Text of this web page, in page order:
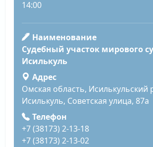
14:00
Наименование
Судебный участок мирового
Исилькуль
Адрес
Омская область, Исилькульский
Исилькуль, Советская улица, 87а
Телефон
+7 (38173) 2-13-18
+7 (38173) 2-13-02